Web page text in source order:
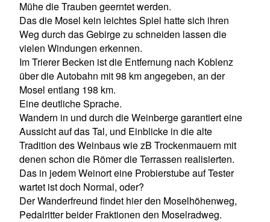
Mühe die Trauben geerntet werden.
Das die Mosel kein leichtes Spiel hatte sich ihren
Weg durch das Gebirge zu schneiden lassen die
vielen Windungen erkennen.
Im Trierer Becken ist die Entfernung nach Koblenz
über die Autobahn mit 98 km angegeben, an der
Mosel entlang 198 km.
Eine deutliche Sprache.
Wandern in und durch die Weinberge garantiert eine
Aussicht auf das Tal, und Einblicke in die alte
Tradition des Weinbaus wie zB Trockenmauern mit
denen schon die Römer die Terrassen realisierten.
Das in jedem Weinort eine Probierstube auf Tester
wartet ist doch Normal, oder?
Der Wanderfreund findet hier den Moselhöhenweg,
Pedalritter beider Fraktionen den Moselradweg.